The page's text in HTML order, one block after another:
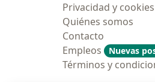
Privacidad y cookies
Quiénes somos
Contacto
Empleos
Nuevas
Términos y